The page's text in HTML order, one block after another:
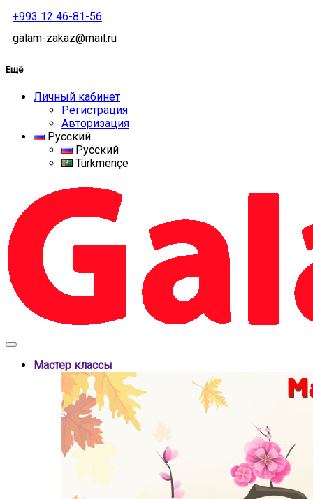
+993 12 46-81-56
galam-zakaz@mail.ru
Ещё
Личный кабинет
Регистрация
Авторизация
Русский
Русский
Türkmençe
Мастер классы